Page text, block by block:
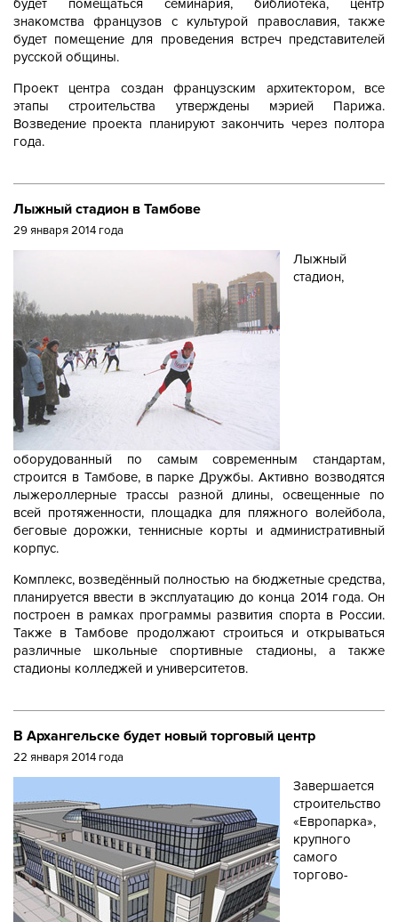
будет помещаться семинария, библиотека, центр
знакомства французов с культурой православия, также
будет помещение для проведения встреч представителей
русской общины.
Проект центра создан французским архитектором, все
этапы строительства утверждены мэрией Парижа.
Возведение проекта планируют закончить через полтора
года.
Лыжный стадион в Тамбове
29 января 2014 года
Лыжный
стадион,
оборудованный по самым современным стандартам,
строится в Тамбове, в парке Дружбы. Активно возводятся
лыжероллерные трассы разной длины, освещенные по
всей протяженности, площадка для пляжного волейбола,
беговые дорожки, теннисные корты и административный
корпус.
Комплекс, возведённый полностью на бюджетные средства,
планируется ввести в эксплуатацию до конца 2014 года. Он
построен в рамках программы развития спорта в России.
Также в Тамбове продолжают строиться и открываться
различные школьные спортивные стадионы, а также
стадионы колледжей и университетов.
В Архангельске будет новый торговый центр
22 января 2014 года
Завершается
строительство
«Европарка»,
крупного
самого
торгово-